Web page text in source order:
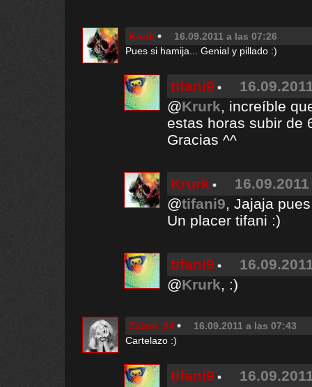
Krurk
16.09.2011 a las 07:26
Pues si hamija... Genial y pillado :)
tifani9
@Krurk, increíble
estas horas subir de
Gracias ^^
Krurk
@tifani9, Jajaja
Un placer tifani :)
tifani9
@Krurk, :)
Zaisei_94
16.09.2011 a las 07:43
Cartelazo :)
tifani9